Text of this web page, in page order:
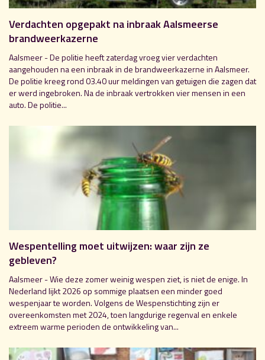
Verdachten opgepakt na inbraak Aalsmeerse
brandweerkazerne
Aalsmeer - De politie heeft zaterdag vroeg vier verdachten
aangehouden na een inbraak in de brandweerkazerne in Aalsmeer.
De politie kreeg rond 03.40 uur meldingen van getuigen die zagen dat
er werd ingebroken. Na de inbraak vertrokken vier mensen in een
auto. De politie...
Wespentelling moet uitwijzen: waar zijn ze
gebleven?
Aalsmeer - Wie deze zomer weinig wespen ziet, is niet de enige. In
Nederland lijkt 2026 op sommige plaatsen een minder goed
wespenjaar te worden. Volgens de Wespenstichting zijn er
overeenkomsten met 2024, toen langdurige regenval en enkele
extreem warme perioden de ontwikkeling van...